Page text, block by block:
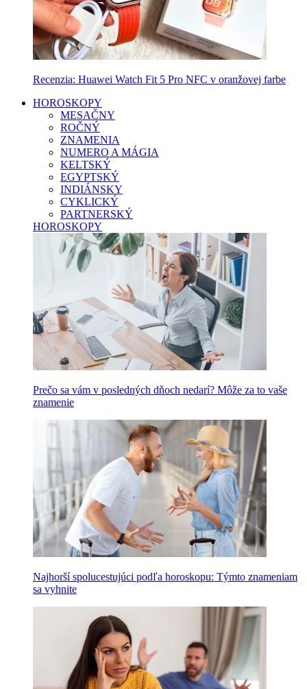
Recenzia: Huawei Watch Fit 5 Pro NFC v oranžovej farbe
HOROSKOPY
MESAČNY
ROČNÝ
ZNAMENIA
NUMERO A MÁGIA
KELTSKÝ
EGYPTSKÝ
INDIÁNSKY
CYKLICKÝ
PARTNERSKÝ
HOROSKOPY
Prečo sa vám v posledných dňoch nedarí? Môže za to vaše
znamenie
Najhorší spolucestujúci podľa horoskopu: Týmto znameniam
sa vyhnite